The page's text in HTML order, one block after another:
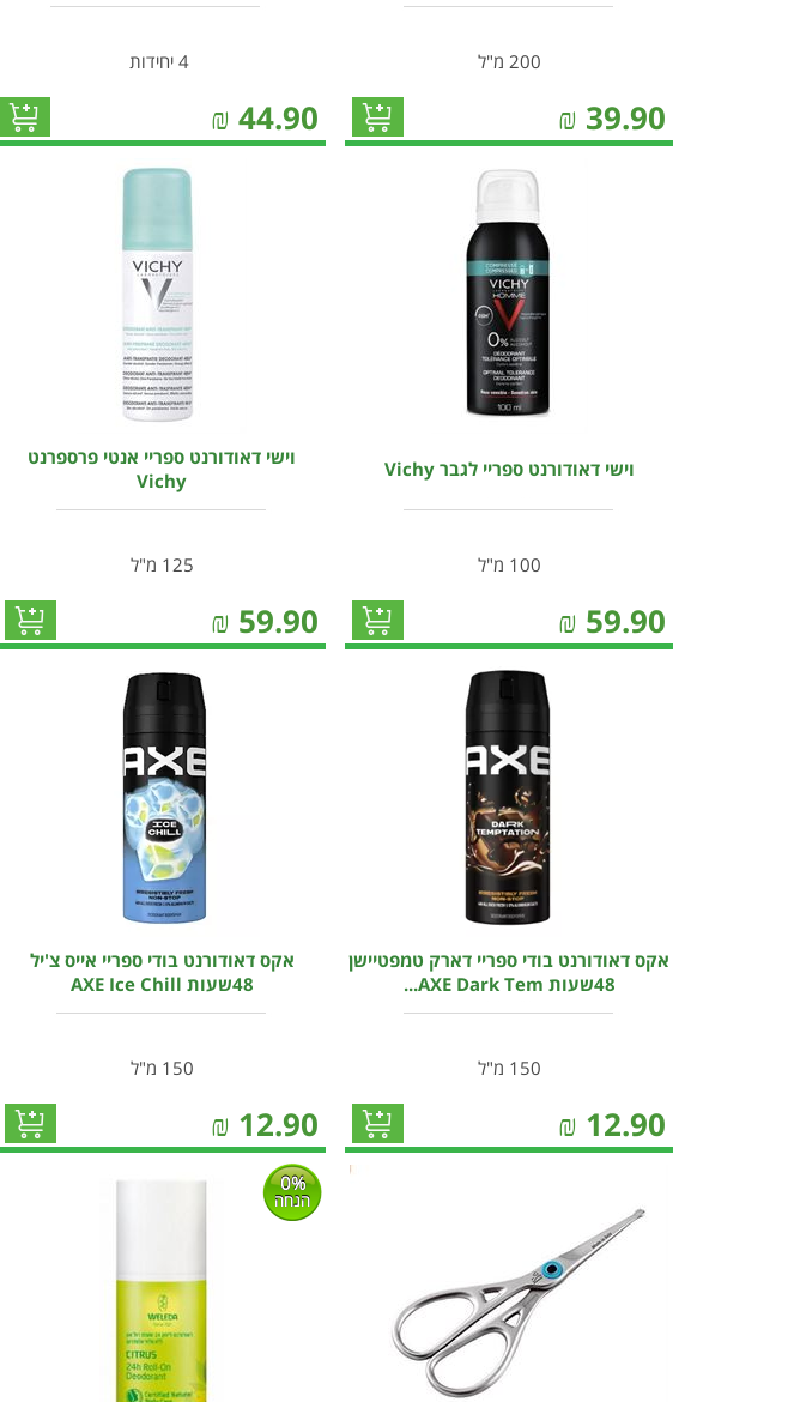
200 מ"ל
39.90
₪
4 יחידות
44.90
₪
וישי דאודורנט ספריי לגבר Vichy
100 מ"ל
59.90
₪
וישי דאודורנט ספריי אנטי פרספרנט
Vichy
125 מ"ל
59.90
₪
אקס דאודורנט בודי ספריי דארק טמפטיישן
48שעות AXE Dark Tem...
150 מ"ל
12.90
₪
אקס דאודורנט בודי ספריי אייס צ'יל
48שעות AXE Ice Chill
150 מ"ל
12.90
₪
0%
הנחה